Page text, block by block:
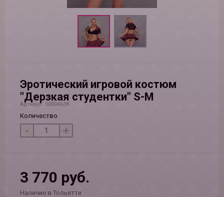
Эротический игровой костюм
"Дерзкая студентки" S-M
Артикул: 00004638
Количество
- +
3 770 руб.
Наличие в Тольятти